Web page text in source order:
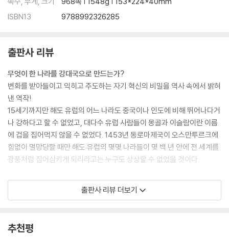
ISBN13
9788992326285
출판사 리뷰
무엇이 한 나라를 강대국으로 만드는가?
변화를 받아들이고 익히고 주도하는 자기 혁신의 비밀을 역사 속에서 밝혀
낸 역작!
15세기까지만 해도 유럽의 어느 나라도 중국이나 인도에 비해 뛰어나다거
나 강하다고 할 수 없었고, 대다수 유럽 사람들이 몽골과 이슬람이란 이름
에 겁을 집어먹지 않을 수 없었다. 1453년 동로마제국이 오스만투르크에
힘없이 멸망당할 때만 해도 유럽의 몇몇 나라들이 몇 백 년 안에 전 세계를
광풍처럼 집어삼키게 되리라고는 누구도 상상할 수 없었을 것이다.
도대체 무슨 일이 있었기에 독일은 불과 백 년도 안 되는 짧은 기간에 유럽
의 강대국 프랑스를 세 번이나 무참하게 패배시키고 심지어 점령까지 할
저자 맥스 부트는 이 변화들을 혁명이라고 부르지 않을 수 없었다. 혁명이
출판사 리뷰 더보기
추천평